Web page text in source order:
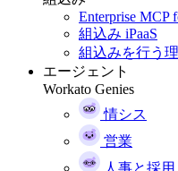
Enterprise MCP
組込み iPaaS
組込みを行う
エージェント
Workato Genies
情シス
営業